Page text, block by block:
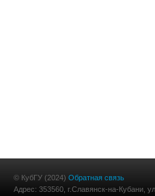
© КубГУ (2024) Обратная связь
Адрес: 353560, г.Славянск-на-Кубани,